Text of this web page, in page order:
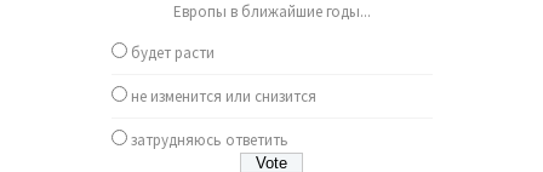
Европы в ближайшие годы...
будет расти
не изменится или снизится
затрудняюсь ответить